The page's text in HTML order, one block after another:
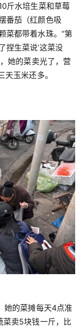
斤水培生菜和草莓
番茄（红颜色吸
菜都带着水珠。“第
捏生菜说‘这菜没
她的菜卖光了，营
玉米还多。
她的菜摊每天4点准
菜卖5块钱一斤，比